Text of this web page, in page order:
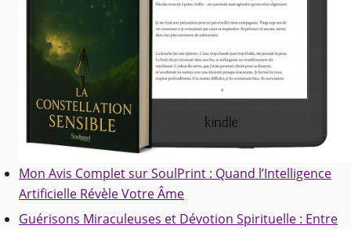
Mon Avis Complet sur SoulPrint : Quand l’Intelligence
Artificielle Révèle Votre Âme
Guérisons Miraculeuses et Dévotion Spirituelle : Entre